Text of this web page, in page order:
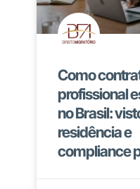
Como
profissional
no Brasil:
residência e
compliance